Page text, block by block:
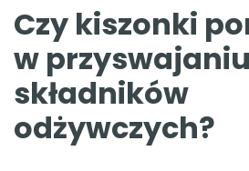
Czy kiszonki
w przyswajaniu
składników
odżywczych?